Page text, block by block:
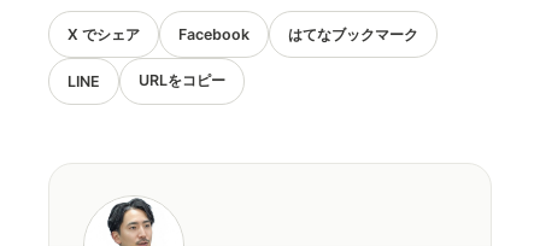
X でシェア Facebook はてなブックマーク
LINE URLをコピー